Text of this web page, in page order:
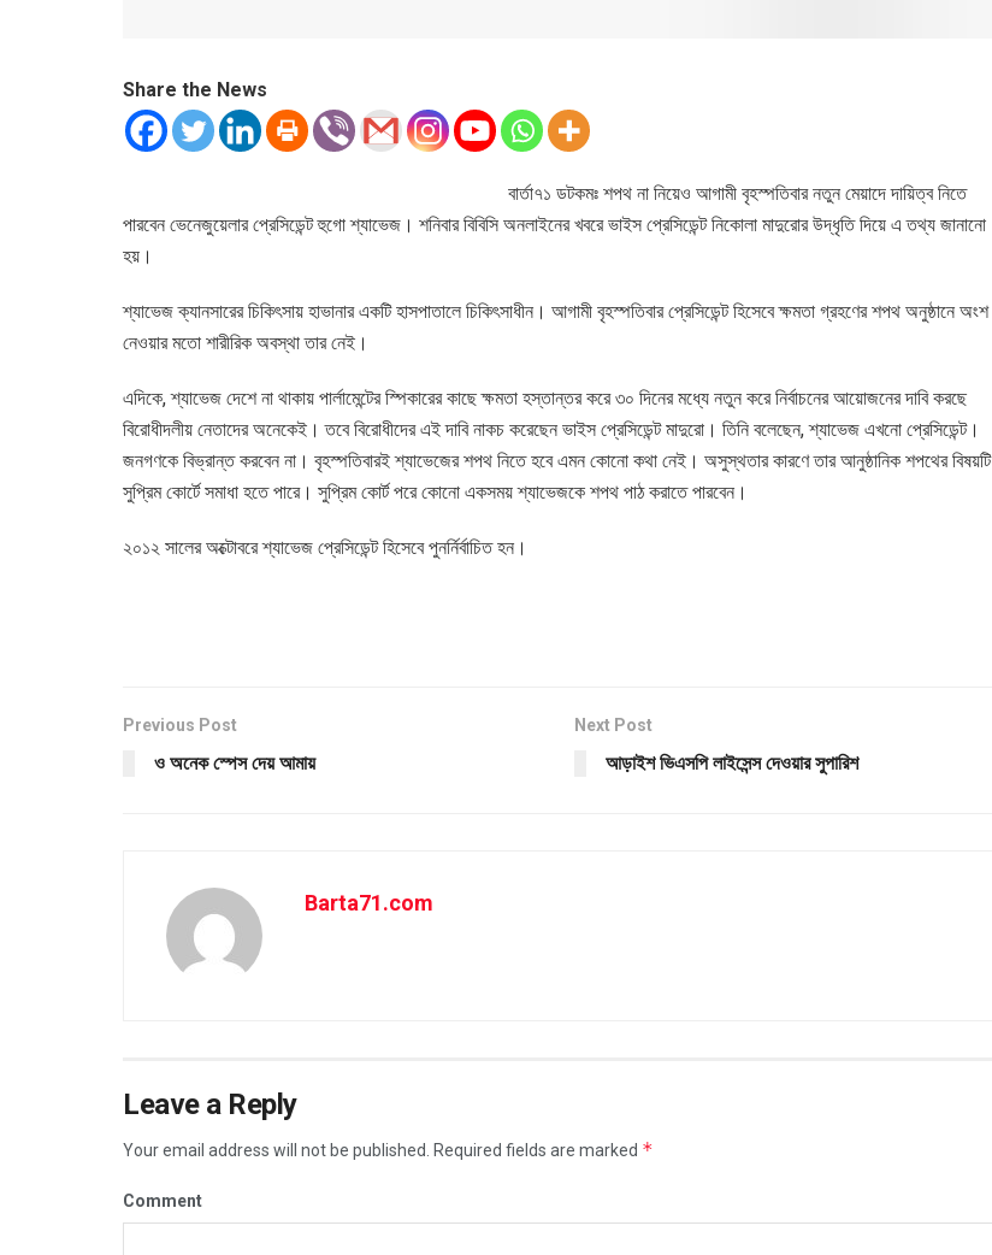
Share the News
বার্তা৭১ ডটকমঃ শপথ না নিয়েও আগামী বৃহস্পতিবার নতুন মেয়াদে দায়িত্ব নিতে
পারবেন ভেনেজুয়েলার প্রেসিডেন্ট হুগো শ্যাভেজ। শনিবার বিবিসি অনলাইনের খবরে ভাইস প্রেসিডেন্ট নিকোলা মাদুরোর উদ্ধৃতি দিয়ে এ তথ্য জানানো
হয়।
শ্যাভেজ ক্যানসারের চিকিৎসায় হাভানার একটি হাসপাতালে চিকিৎসাধীন। আগামী বৃহস্পতিবার প্রেসিডেন্ট হিসেবে ক্ষমতা গ্রহণের শপথ অনুষ্ঠানে অংশ
নেওয়ার মতো শারীরিক অবস্থা তার নেই।
এদিকে, শ্যাভেজ দেশে না থাকায় পার্লামেন্টের স্পিকারের কাছে ক্ষমতা হস্তান্তর করে ৩০ দিনের মধ্যে নতুন করে নির্বাচনের আয়োজনের দাবি করছে
বিরোধীদলীয় নেতাদের অনেকেই। তবে বিরোধীদের এই দাবি নাকচ করেছেন ভাইস প্রেসিডেন্ট মাদুরো। তিনি বলেছেন, শ্যাভেজ এখনো প্রেসিডেন্ট।
জনগণকে বিভ্রান্ত করবেন না। বৃহস্পতিবারই শ্যাভেজের শপথ নিতে হবে এমন কোনো কথা নেই। অসুস্থতার কারণে তার আনুষ্ঠানিক শপথের বিষয়টি
সুপ্রিম কোর্টে সমাধা হতে পারে। সুপ্রিম কোর্ট পরে কোনো একসময় শ্যাভেজকে শপথ পাঠ করাতে পারবেন।
২০১২ সালের অক্টোবরে শ্যাভেজ প্রেসিডেন্ট হিসেবে পুনর্নির্বাচিত হন।
Previous Post
ও অনেক স্পেস দেয় আমায়
Next Post
আড়াইশ ভিএসপি লাইসেন্স দেওয়ার সুপারিশ
Barta71.com
Leave a Reply
Your email address will not be published. Required fields are marked *
Comment